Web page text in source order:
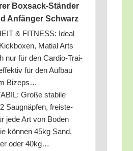
Box­sack-Stän­der
Anfän­ger Schwarz
& FITNESS: Ide­al
Mati­al Arts
nur für den Car­dio-Trai­
für den Auf­bau
Bizeps…
Gro­ße sta­bi­le
Saug­näp­fen, frei­ste­
jede Art von Boden
kön­nen 45kg Sand,
oder 40kg…